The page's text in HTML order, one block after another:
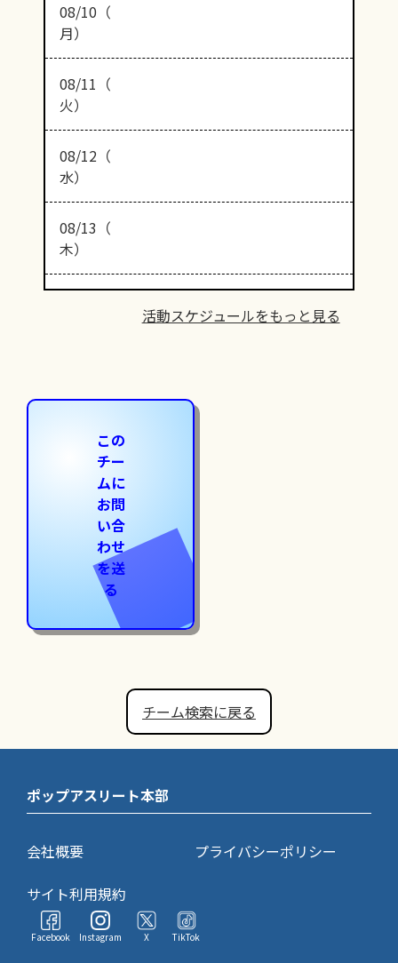
08/10（
月）
08/11（
火）
08/12（
水）
08/13（
木）
活動スケジュールをもっと見る
この
チー
ムに
お問
い合
わせ
を送
る
チーム検索に戻る
ポップアスリート本部
会社概要
プライバシーポリシー
サイト利用規約
Facebook Instagram X TikTok